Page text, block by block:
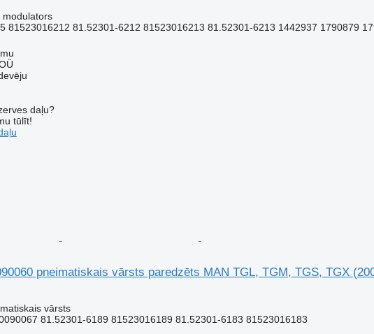
modulators
81523016212 81.52301-6212 81523016213 81.52301-6213 1442937 1790879
daļu?
tūlīt!
pneimatiskais vārsts paredzēts MAN TGL, TGM, TGS, TGX
vārsts
81.52301-6189 81523016189 81.52301-6183 81523016183